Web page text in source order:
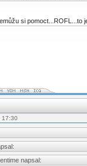
si pomoct...ROFL...to
17:30
napsal: